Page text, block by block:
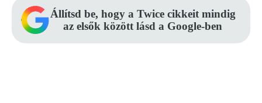
Állítsd be, hogy a Twice cikkeit mindig
az elsők között lásd a Google-ben